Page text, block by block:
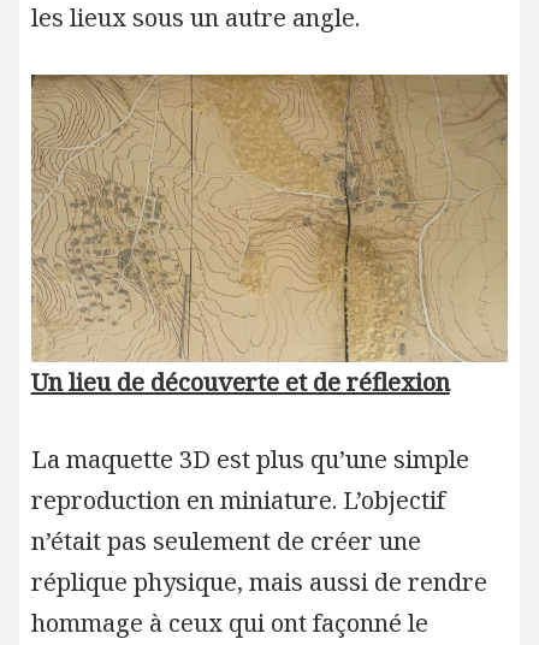
les lieux sous un autre angle.
Un lieu de découverte et de réflexion
La maquette 3D est plus qu’une simple
reproduction en miniature. L’objectif
n’était pas seulement de créer une
réplique physique, mais aussi de rendre
hommage à ceux qui ont façonné le